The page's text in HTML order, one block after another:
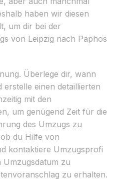
haben wir diesen
um dir bei der
von Leipzig nach Paphos
Überlege dir, wann
einen detaillierten
mit den
um genügend Zeit für die
des Umzugs zu
du Hilfe von
kontaktiere Umzugsprofi
Umzugsdatum zu
zu erhalten.